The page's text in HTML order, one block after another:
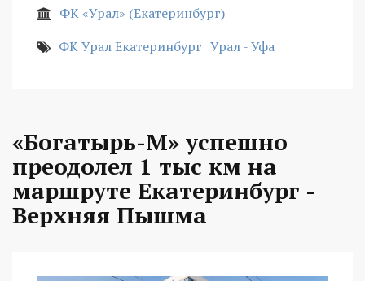
ФК «Урал» (Екатеринбург)
ФК Урал Екатеринбург Урал - Уфа
«Богатырь-М» успешно
преодолел 1 тыс км на
маршруте Екатеринбург -
Верхняя Пышма